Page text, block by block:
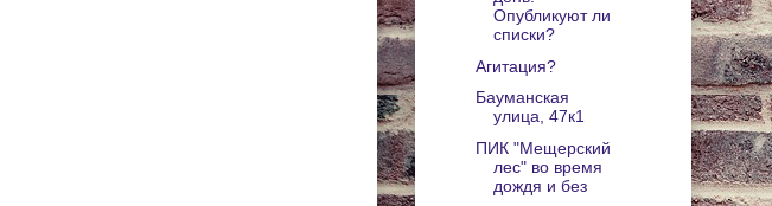
Опубликуют ли
списки?
Агитация?
Бауманская
улица, 47к1
ПИК "Мещерский
лес" во время
дождя и без